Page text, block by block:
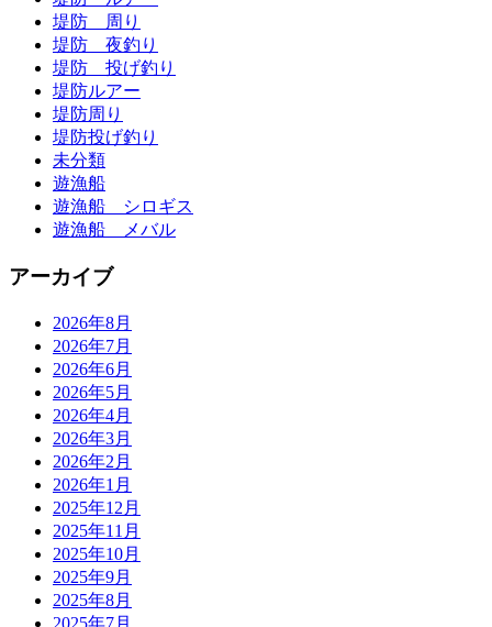
堤防 周り
堤防 夜釣り
堤防 投げ釣り
堤防ルアー
堤防周り
堤防投げ釣り
未分類
遊漁船
遊漁船 シロギス
遊漁船 メバル
アーカイブ
2026年8月
2026年7月
2026年6月
2026年5月
2026年4月
2026年3月
2026年2月
2026年1月
2025年12月
2025年11月
2025年10月
2025年9月
2025年8月
2025年7月